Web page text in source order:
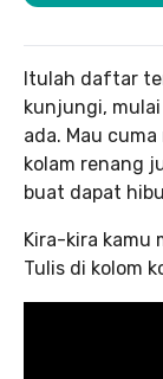
Itulah daftar
kunjungi,
ada. Mau
kolam renang
buat dapat
Kira-kira kamu
Tulis di kolom